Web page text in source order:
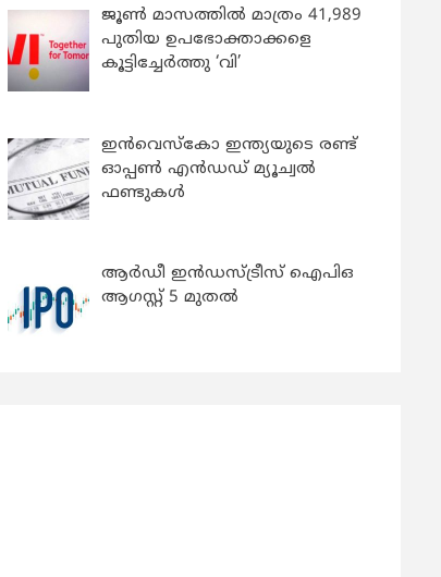
ജൂൺ മാസത്തിൽ മാത്രം 41,989
പുതിയ ഉപഭോക്താക്കളെ
കൂട്ടിച്ചേർത്തു ‘വി’
ഇന്‍വെസ്കോ ഇന്ത്യയുടെ രണ്ട്
ഓപ്പണ്‍ എന്‍ഡഡ് മ്യൂച്വല്‍
ഫണ്ടുകള്‍
ആർഡീ ഇൻഡസ്ട്രീസ് ഐപിഒ
ആഗസ്റ്റ് 5 മുതൽ